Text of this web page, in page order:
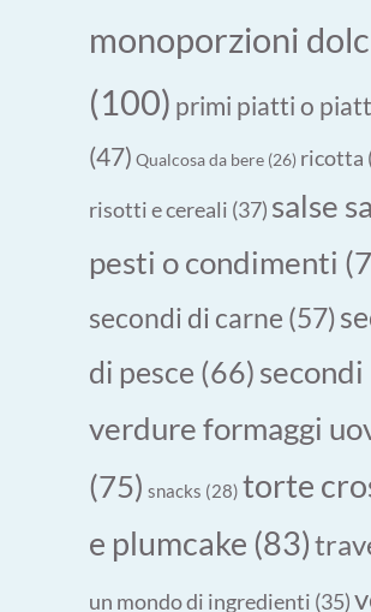
monoporzioni
(100) primi piatti o
(47) Qualcosa da bere (26) ricotta
risotti e cereali (37) salse
pesti o condimenti
secondi di carne (57)
di pesce (66) secondi
verdure formaggi
(75) snacks (28) torte
e plumcake (83)
un mondo di ingredienti (35)